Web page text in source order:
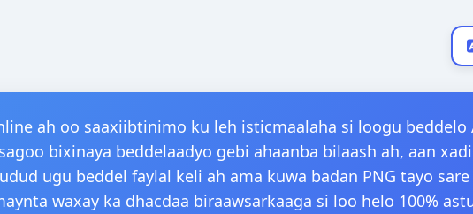
中文 Español العربية
ah oo saaxiibtinimo ku leh isticmaalaha si loogu beddelo
bixinaya beddelaadyo gebi ahaanba bilaash ah, aan
ugu beddel faylal keli ah ama kuwa badan PNG tayo
waxay ka dhacdaa biraawsarkaaga si loo helo 100%